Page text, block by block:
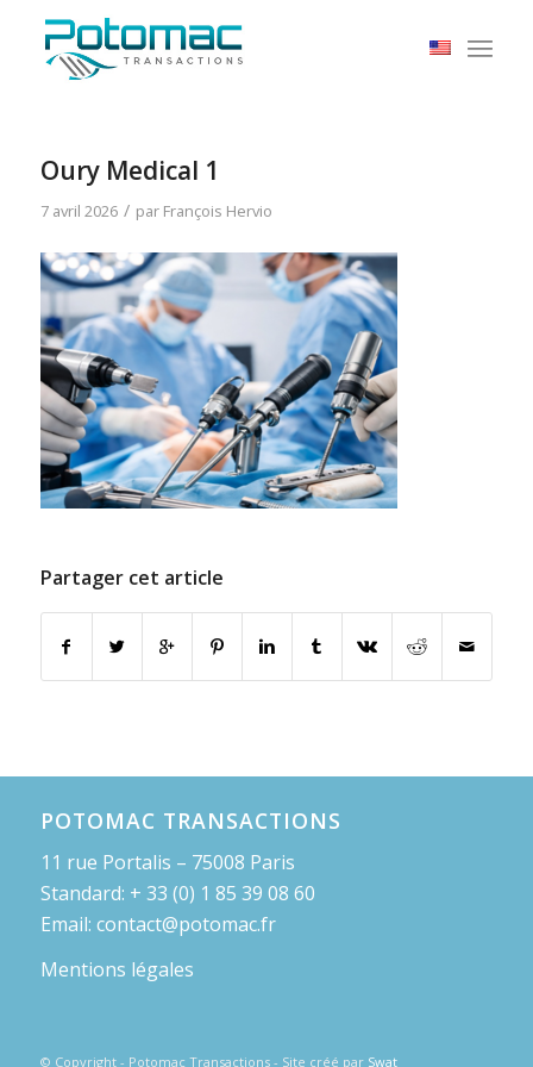
Oury Medical 1
7 avril 2026 / par François Hervio
Partager cet article
POTOMAC TRANSACTIONS
11 rue Portalis – 75008 Paris
Standard: + 33 (0) 1 85 39 08 60
Email: contact@potomac.fr
Mentions légales
© Copyright - Potomac Transactions - Site créé par Swat